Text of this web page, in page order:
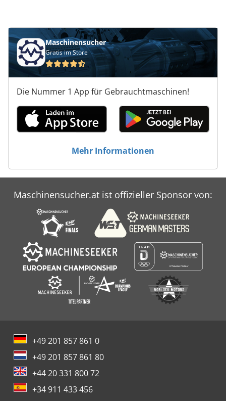
Maschinensucher
Gratis im Store
Die Nummer 1 App für Gebrauchtmaschinen!
Mehr Informationen
Maschinensucher.at ist offizieller Sponsor von:
+49 201 857 861 0
+49 201 857 861 80
+44 20 331 800 72
+34 911 433 456